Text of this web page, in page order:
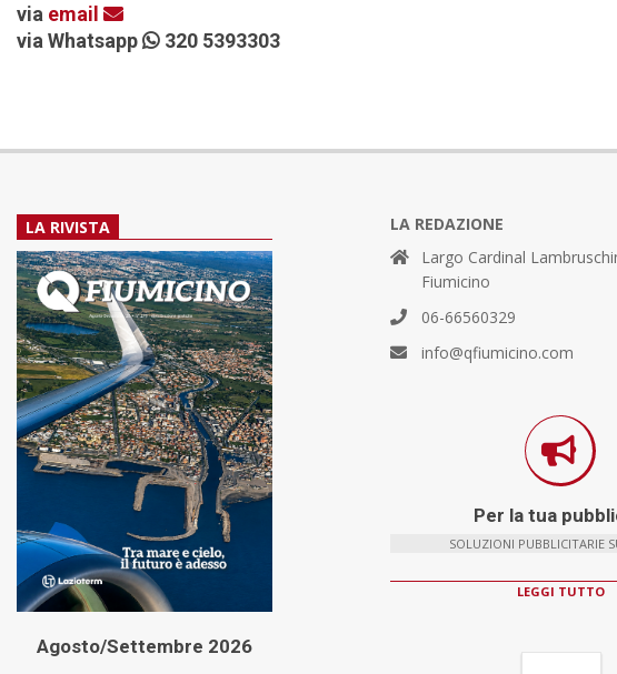
via email
via Whatsapp
320 5393303
LA RIVISTA
Agosto/Settembre 2026
LA REDAZIONE
Largo Cardinal
Fiumicino
06-66560329
info@qfiumicino.com
Per la tua
SOLUZIONI PUBBLICITARIE
LEGGI TUTTO